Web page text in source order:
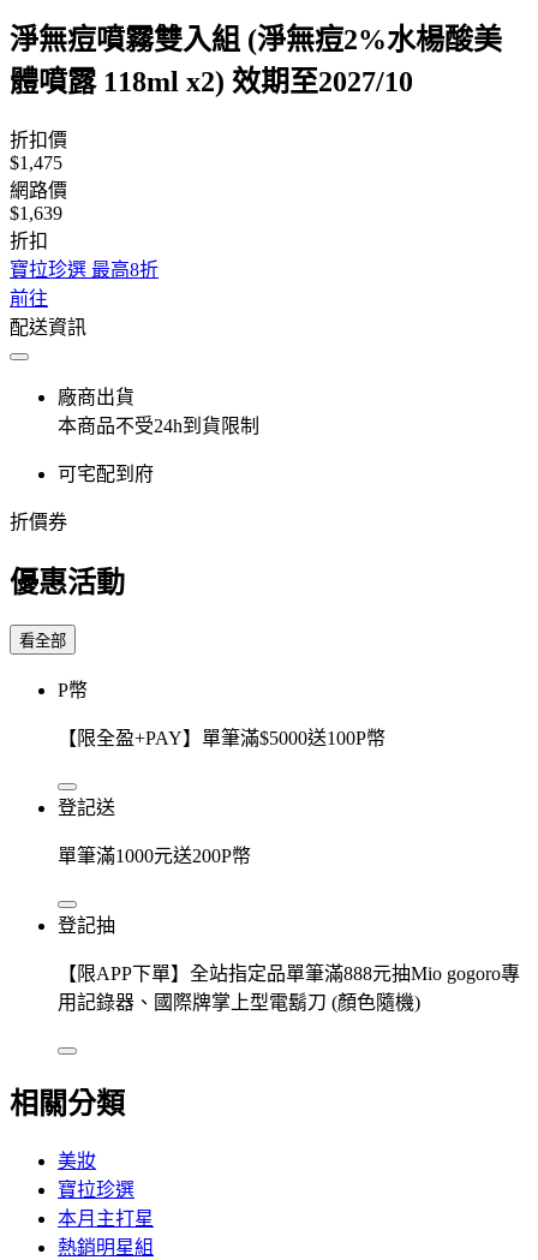
淨無痘噴霧雙入組 (淨無痘2%水楊酸美
體噴露 118ml x2) 效期至2027/10
折扣價
$1,475
網路價
$1,639
折扣
寶拉珍選 最高8折
前往
配送資訊
廠商出貨
本商品不受24h到貨限制
可宅配到府
折價券
優惠活動
看全部
P幣
【限全盈+PAY】單筆滿$5000送100P幣
登記送
單筆滿1000元送200P幣
登記抽
【限APP下單】全站指定品單筆滿888元抽Mio gogoro專
用記錄器、國際牌掌上型電鬍刀 (顏色隨機)
相關分類
美妝
寶拉珍選
本月主打星
熱銷明星組